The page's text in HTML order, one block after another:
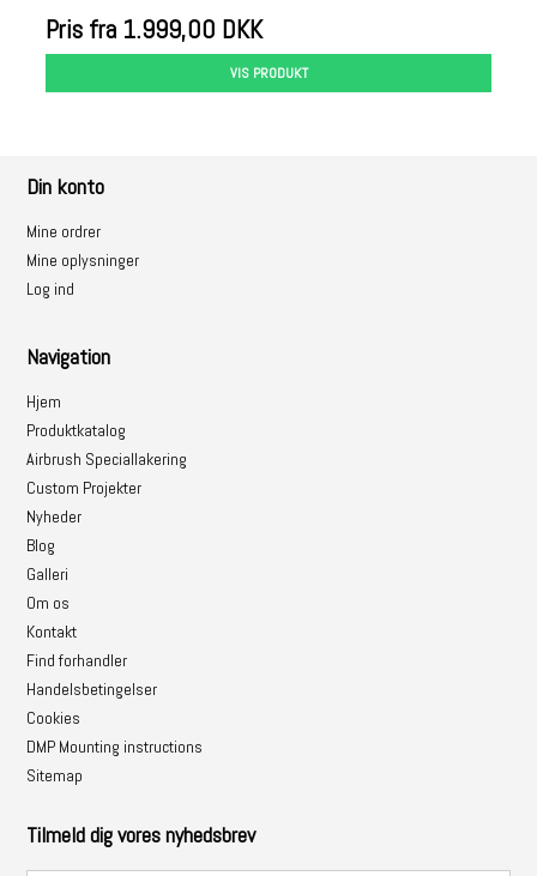
Pris fra 1.999,00 DKK
VIS PRODUKT
Din konto
Mine ordrer
Mine oplysninger
Log ind
Navigation
Hjem
Produktkatalog
Airbrush Speciallakering
Custom Projekter
Nyheder
Blog
Galleri
Om os
Kontakt
Find forhandler
Handelsbetingelser
Cookies
DMP Mounting instructions
Sitemap
Tilmeld dig vores nyhedsbrev